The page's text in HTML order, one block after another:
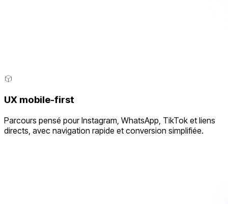
UX mobile-first
Parcours pensé pour Instagram, WhatsApp, TikTok et liens
directs, avec navigation rapide et conversion simplifiée.